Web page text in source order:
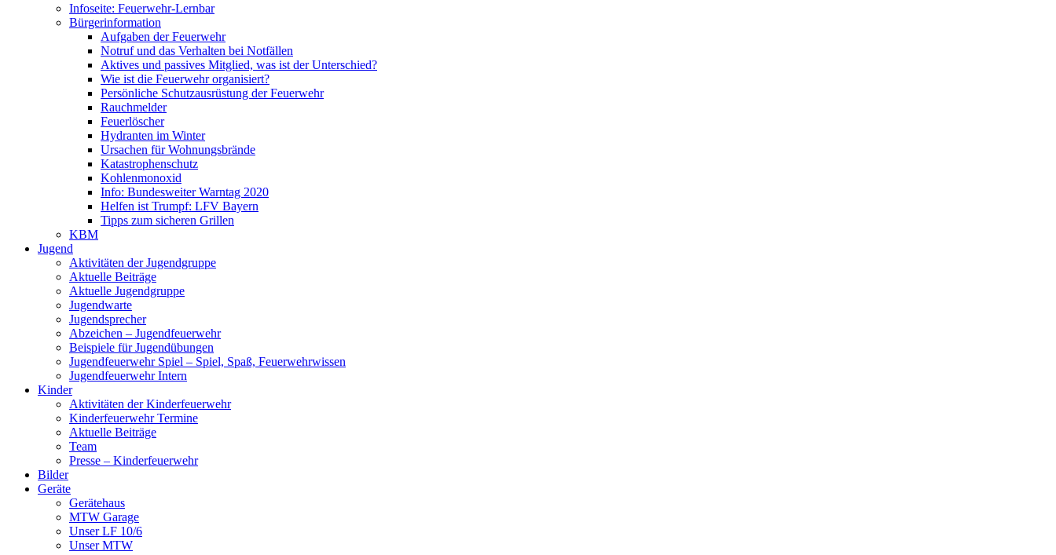
Infoseite: Feuerwehr-Lernbar
Bürgerinformation
Aufgaben der Feuerwehr
Notruf und das Verhalten bei Notfällen
Aktives und passives Mitglied, was ist der Unterschied?
Wie ist die Feuerwehr organisiert?
Persönliche Schutzausrüstung der Feuerwehr
Rauchmelder
Feuerlöscher
Hydranten im Winter
Ursachen für Wohnungsbrände
Katastrophenschutz
Kohlenmonoxid
Info: Bundesweiter Warntag 2020
Helfen ist Trumpf: LFV Bayern
Tipps zum sicheren Grillen
KBM
Jugend
Aktivitäten der Jugendgruppe
Aktuelle Beiträge
Aktuelle Jugendgruppe
Jugendwarte
Jugendsprecher
Abzeichen – Jugendfeuerwehr
Beispiele für Jugendübungen
Jugendfeuerwehr Spiel – Spiel, Spaß, Feuerwehrwissen
Jugendfeuerwehr Intern
Kinder
Aktivitäten der Kinderfeuerwehr
Kinderfeuerwehr Termine
Aktuelle Beiträge
Team
Presse – Kinderfeuerwehr
Bilder
Geräte
Gerätehaus
MTW Garage
Unser LF 10/6
Unser MTW